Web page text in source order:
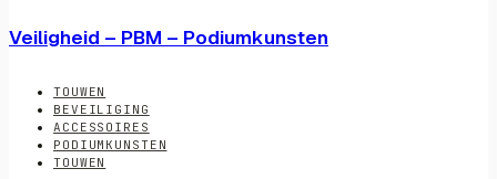
Veiligheid – PBM – Podiumkunsten
TOUWEN
BEVEILIGING
ACCESSOIRES
PODIUMKUNSTEN
TOUWEN